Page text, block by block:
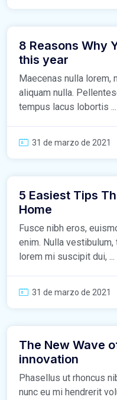
8 Reasons Why
this year
Maecenas nulla lorem,
aliquam nulla.
tempus lacus lobortis ...
31 de marzo de 2021
5 Easiest Tips
Home
Fusce nibh eros,
enim. Nulla
lorem mi suscipit dui, ...
31 de marzo de 2021
The New Wave
innovation
Phasellus ut rhoncus
nunc eu mi hendrerit